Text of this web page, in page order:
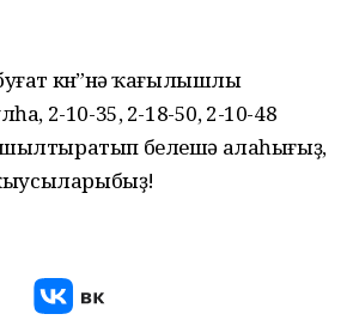
көнө”нә ҡағылышлы
2-10-35, 2-18-50, 2-10-48
белешә алаһығыҙ,